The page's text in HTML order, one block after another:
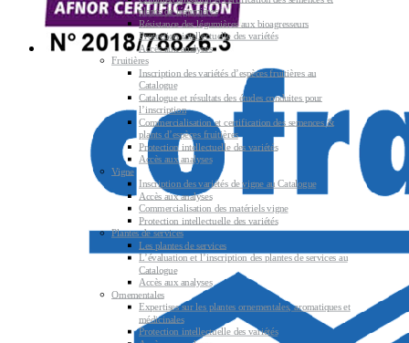
plants de légumières
Résistance des légumières aux bioagresseurs
Protection intellectuelle des variétés
Accès aux analyses
Fruitières
Inscription des variétés d’espèces fruitières au
Catalogue
Catalogue et résultats des études conduites pour
l’inscription
Commercialisation et certification des semences &
plants d’espèces fruitières
Protection intellectuelle des variétés
Accès aux analyses
Vigne
Inscription des variétés de vigne au Catalogue
Accès aux analyses
Commercialisation des matériels vigne
Protection intellectuelle des variétés
Plantes de services
Les plantes de services
L’évaluation et l’inscription des plantes de services au
Catalogue
Accès aux analyses
Ornementales
Expertises sur les plantes ornementales, aromatiques et
médicinales
Protection intellectuelle des variétés